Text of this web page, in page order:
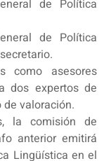
de Política
de Política
como asesores
dos expertos de
valoración.
la comisión de
anterior emitirá
Lingüística en el